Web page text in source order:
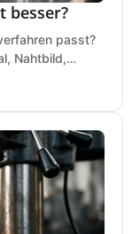
besser?
passt?
Nahtbild,